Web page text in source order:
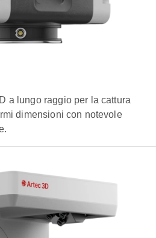
a lungo raggio per la cattura
dimensioni con notevole